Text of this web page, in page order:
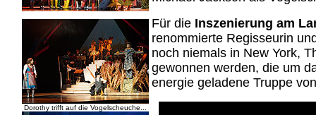
Dorothy trifft auf die Vogelscheuche...
Für die Inszenierung am
renommierte Regisseurin
noch niemals in New York,
gewonnen werden, die um
energie geladene Truppe